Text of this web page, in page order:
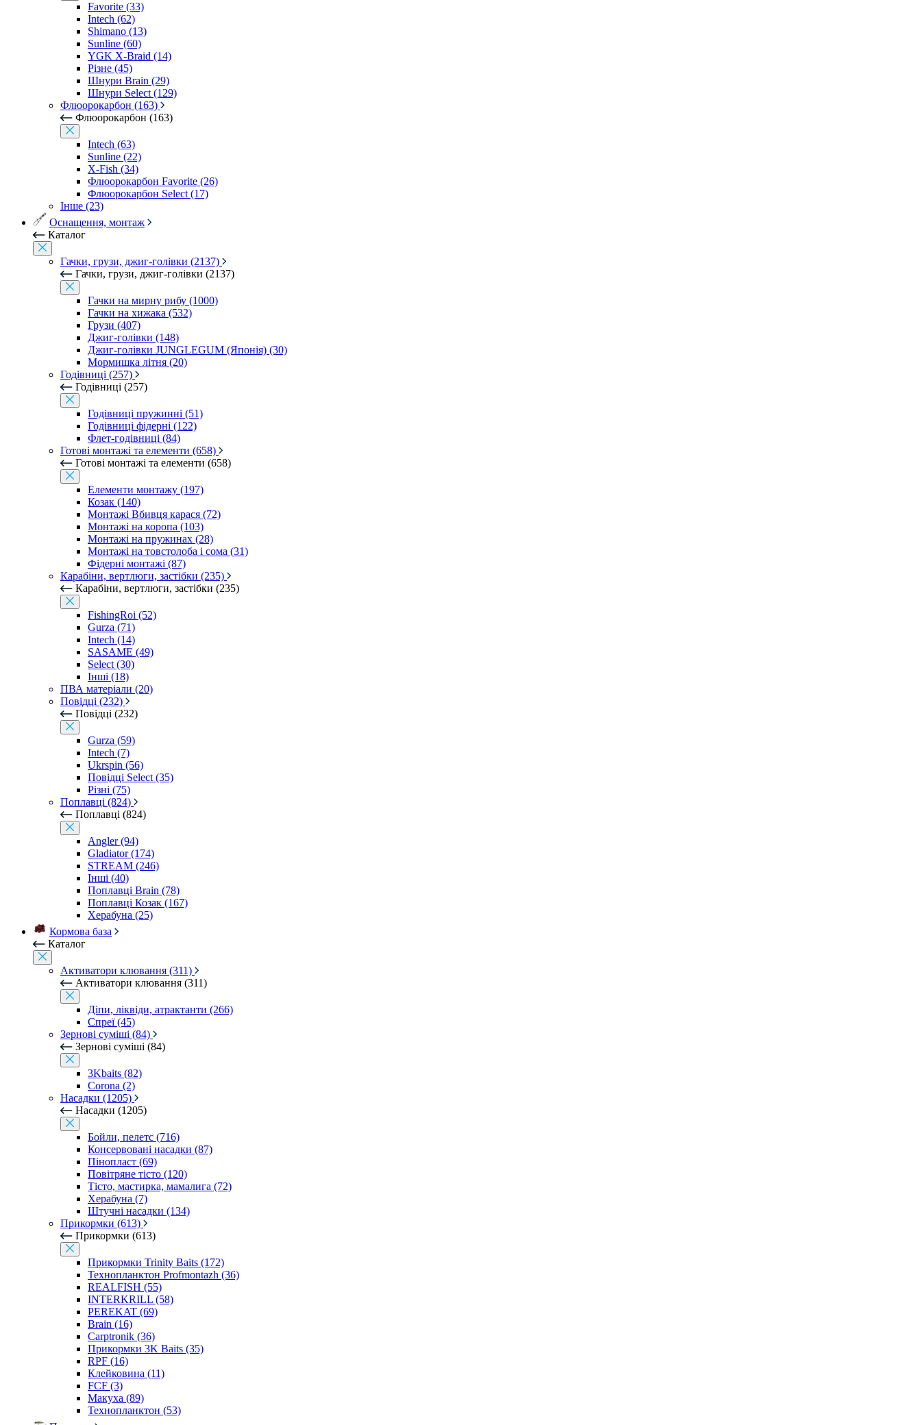
Favorite (33)
Intech (62)
Shimano (13)
Sunline (60)
YGK X-Braid (14)
Різне (45)
Шнури Brain (29)
Шнури Select (129)
Флюорокарбон (163)
Флюорокарбон (163)
Intech (63)
Sunline (22)
X-Fish (34)
Флюорокарбон Favorite (26)
Флюорокарбон Select (17)
Інше (23)
Оснащення, монтаж
Каталог
Гачки, грузи, джиг-голівки (2137)
Гачки, грузи, джиг-голівки (2137)
Гачки на мирну рибу (1000)
Гачки на хижака (532)
Грузи (407)
Джиг-голівки (148)
Джиг-голівки JUNGLEGUM (Японія) (30)
Мормишка літня (20)
Годівниці (257)
Годівниці (257)
Годівниці пружинні (51)
Годівниці фідерні (122)
Флет-годівниці (84)
Готові монтажі та елементи (658)
Готові монтажі та елементи (658)
Елементи монтажу (197)
Козак (140)
Монтажі Вбивця карася (72)
Монтажі на коропа (103)
Монтажі на пружинах (28)
Монтажі на товстолоба і сома (31)
Фідерні монтажі (87)
Карабіни, вертлюги, застібки (235)
Карабіни, вертлюги, застібки (235)
FishingRoi (52)
Gurza (71)
Intech (14)
SASAME (49)
Select (30)
Інші (18)
ПВА матеріали (20)
Повідці (232)
Повідці (232)
Gurza (59)
Intech (7)
Ukrspin (56)
Повідці Select (35)
Різні (75)
Поплавці (824)
Поплавці (824)
Angler (94)
Gladiator (174)
STREAM (246)
Інші (40)
Поплавці Brain (78)
Поплавці Козак (167)
Херабуна (25)
Кормова база
Каталог
Активатори клювання (311)
Активатори клювання (311)
Діпи, ліквіди, атрактанти (266)
Спреї (45)
Зернові суміші (84)
Зернові суміші (84)
3Kbaits (82)
Corona (2)
Насадки (1205)
Насадки (1205)
Бойли, пелетс (716)
Консервовані насадки (87)
Пінопласт (69)
Повітряне тісто (120)
Тісто, мастирка, мамалига (72)
Херабуна (7)
Штучні насадки (134)
Прикормки (613)
Прикормки (613)
Прикормки Trinity Baits (172)
Технопланктон Profmontazh (36)
REALFISH (55)
INTERKRILL (58)
PEREKAT (69)
Brain (16)
Carptronik (36)
Прикормки 3K Baits (35)
RPF (16)
Клейковина (11)
FCF (3)
Макуха (89)
Технопланктон (53)